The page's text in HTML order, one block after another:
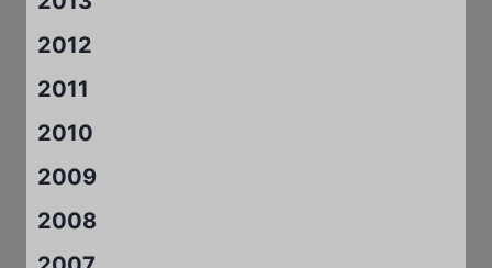
2012
2011
2010
2009
2008